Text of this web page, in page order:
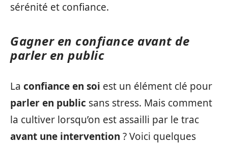
sérénité et confiance.
Gagner en confiance avant de
parler en public
La confiance en soi est un élément clé pour
parler en public sans stress. Mais comment
la cultiver lorsqu’on est assailli par le trac
avant une intervention ? Voici quelques